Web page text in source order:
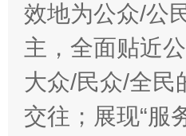
效地为公众/公
主，全面贴近
大众/民众/全民
交往；展现“服